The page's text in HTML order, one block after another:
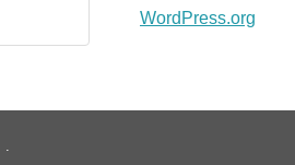
WordPress.org
.